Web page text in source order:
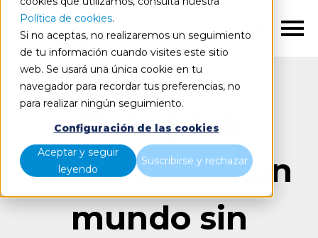
Política de cookies.
Si no aceptas, no realizaremos un seguimiento
de tu información cuando visites este sitio
web. Se usará una única cookie en tu
navegador para recordar tus preferencias, no
para realizar ningún seguimiento.
Configuración de las cookies
Aceptar y seguir
leyendo
Suscribirse y rechazar
ES
Guía para
sobrevivir en un
mundo sin